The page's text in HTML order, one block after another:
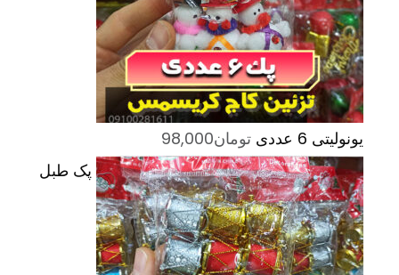
یونولیتی 6 عددی تومان98,000
پک طبل